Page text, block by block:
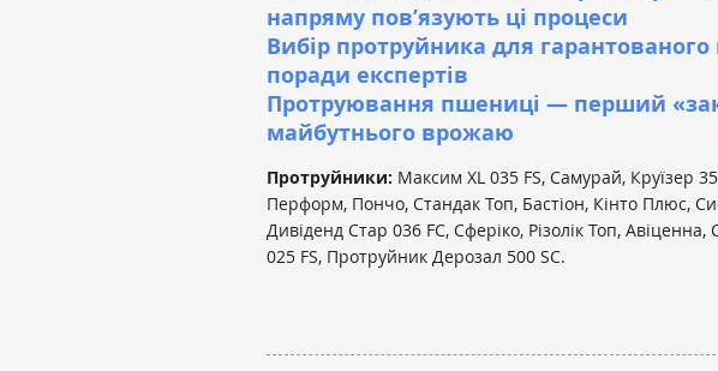
напряму пов’язують ці процеси
Вибір протруйника для
поради експертів
Протруювання пшениці — перший
майбутнього врожаю
Протруйники: Максим XL 035 FS, Самурай, Круїзер
Перформ, Пончо, Стандак Топ, Бастіон, Кінто Плюс,
Дивіденд Стар 036 FC, Сферіко, Різолік Топ,
025 FS, Протруйник Дерозал 500 SC.